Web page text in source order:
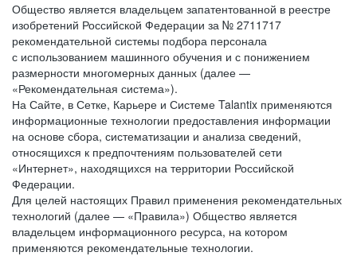
Общество является владельцем запатентованной в реестре
изобретений Российской Федерации за № 2711717
рекомендательной системы подбора персонала
с использованием машинного обучения и с понижением
размерности многомерных данных (далее —
«Рекомендательная система»).
На Сайте, в Сетке, Карьере и Системе Talantix применяются
информационные технологии предоставления информации
на основе сбора, систематизации и анализа сведений,
относящихся к предпочтениям пользователей сети
«Интернет», находящихся на территории Российской
Федерации.
Для целей настоящих Правил применения рекомендательных
технологий (далее — «Правила») Общество является
владельцем информационного ресурса, на котором
применяются рекомендательные технологии.